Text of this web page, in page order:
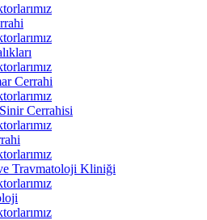
Cerrahi
Cerrahisi
Travmatoloji Kliniği